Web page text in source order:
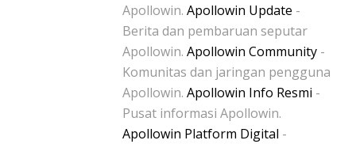
Apollowin. Apollowin Update -
Berita dan pembaruan seputar
Apollowin. Apollowin Community -
Komunitas dan jaringan pengguna
Apollowin. Apollowin Info Resmi -
Pusat informasi Apollowin.
Apollowin Platform Digital -